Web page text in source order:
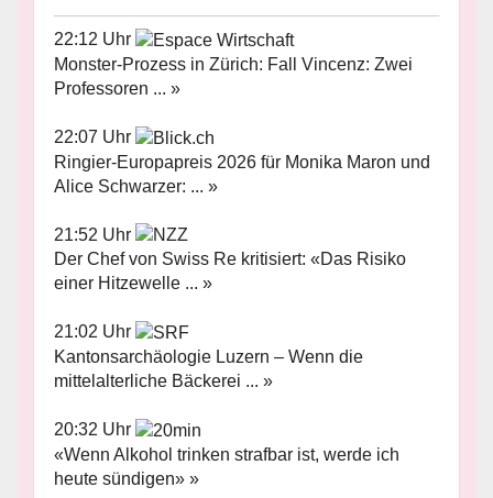
22:12 Uhr
Monster-Prozess in Zürich: Fall Vincenz: Zwei
Professoren ... »
22:07 Uhr
Ringier-Europapreis 2026 für Monika Maron und
Alice Schwarzer: ... »
21:52 Uhr
Der Chef von Swiss Re kritisiert: «Das Risiko
einer Hitzewelle ... »
21:02 Uhr
Kantonsarchäologie Luzern – Wenn die
mittelalterliche Bäckerei ... »
20:32 Uhr
«Wenn Alkohol trinken strafbar ist, werde ich
heute sündigen» »